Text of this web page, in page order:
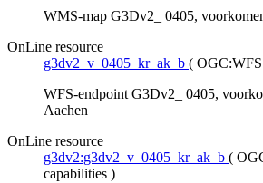
WMS-map G3Dv2_ 0405,
OnLine resource
g3dv2_v_0405_kr_ak_b ( OGC:WFS
WFS-endpoint G3Dv2_ 0405,
Aachen
OnLine resource
g3dv2:g3dv2_v_0405_kr_ak_b (
capabilities )